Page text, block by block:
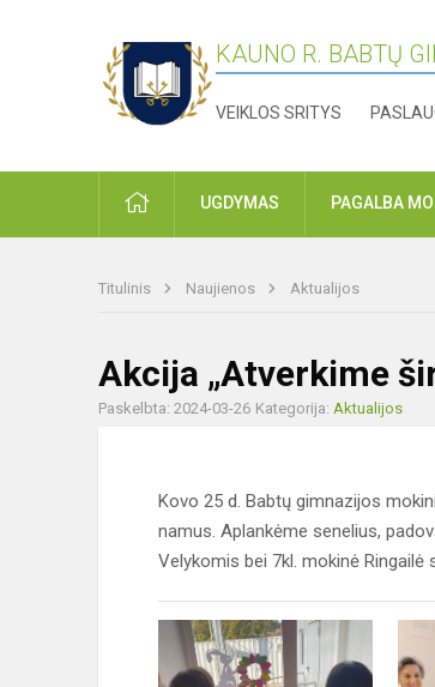
KAUNO R. BABTŲ
VEIKLOS SRITYS
PRADŽIAUGDYMAS PAGALBA
Titulinis Naujienos Aktualijos
Akcija „Atverkime
Paskelbta: 2024-03-26 Kategorija: Aktualijos
Kovo 25 d. Babtų gimnazijos
namus. Aplankėme senelius,
Velykomis bei 7kl. mokinė